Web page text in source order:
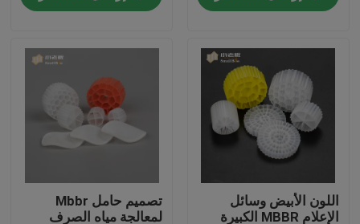
اتصل بنا
اطلب اقتباس
الوسائط المرشحة MBBR
MBBR بيو ميديا
اللون الأبيض وسائل
الإعلام MBBR الكبيرة
تصميم حامل Mbbr
لمعالجة مياه الصرف